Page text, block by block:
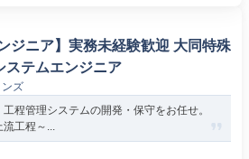
ジニア】実務未経験歓迎 大同特殊
ステムエンジニア
ズ
程管理システムの開発・保守をお任せ。
流工程～...